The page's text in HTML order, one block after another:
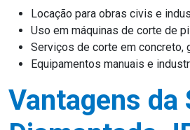
Locação para obras civis e
Uso em máquinas de corte de
Serviços de corte em concreto,
Equipamentos manuais e
Vantagens da